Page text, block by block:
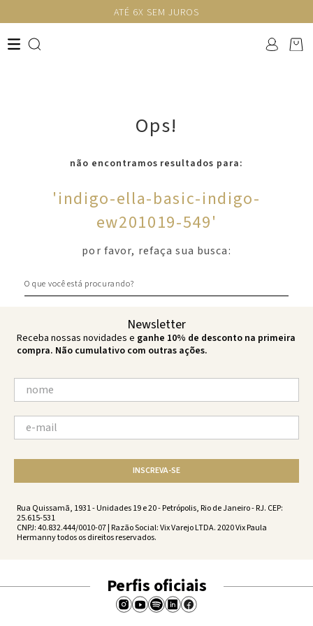
ATÉ 6X SEM JUROS
Ops!
não encontramos resultados para:
'indigo-ella-basic-indigo-
ew201019-549'
por favor, refaça sua busca:
Newsletter
Receba nossas novidades e ganhe 10% de desconto na primeira
compra. Não cumulativo com outras ações.
INSCREVA-SE
Rua Quissamã, 1931 - Unidades 19 e 20 - Petrópolis, Rio de Janeiro - RJ. CEP:
25.615-531
CNPJ: 40.832.444/0010-07 | Razão Social: Vix Varejo LTDA. 2020 Vix Paula
Hermanny todos os direitos reservados.
Perfis oficiais